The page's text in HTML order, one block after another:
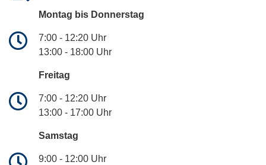
Montag bis Donnerstag
7:00 - 12:20 Uhr
13:00 - 18:00 Uhr
Freitag
7:00 - 12:20 Uhr
13:00 - 17:00 Uhr
Samstag
9:00 - 12:00 Uhr